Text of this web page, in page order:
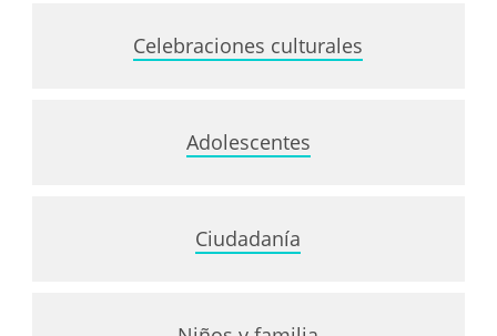
Celebraciones culturales
Adolescentes
Ciudadanía